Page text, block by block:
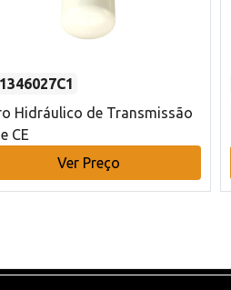
1346027C1
Hidráulico de Transmissão
CE
Ver Preço